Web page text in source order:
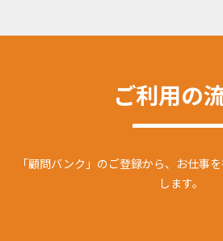
ご利用の
「顧問バンク」のご登録から、お仕事
します。